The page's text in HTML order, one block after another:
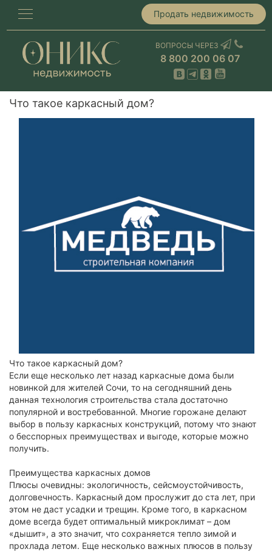
Продать недвижимость
ВОПРОСЫ ЧЕРЕЗ
8 800 200 06 07
Что такое каркасный дом?
Что такое каркасный дом?
Если еще несколько лет назад каркасные дома были
новинкой для жителей Сочи, то на сегодняшний день
данная технология строительства стала достаточно
популярной и востребованной. Многие горожане делают
выбор в пользу каркасных конструкций, потому что знают
о бесспорных преимуществах и выгоде, которые можно
получить.
Преимущества каркасных домов
Плюсы очевидны: экологичность, сейсмоустойчивость,
долговечность. Каркасный дом прослужит до ста лет, при
этом не даст усадки и трещин. Кроме того, в каркасном
доме всегда будет оптимальный микроклимат – дом
«дышит», а это значит, что сохраняется тепло зимой и
прохлада летом. Еще несколько важных плюсов в пользу